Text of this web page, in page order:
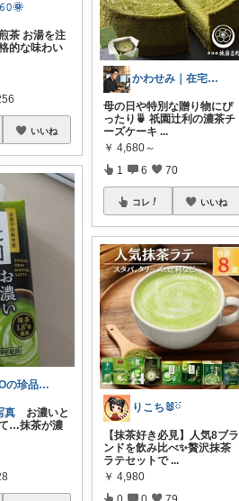
茶 お湯を注
的な味わい
いいね
〜MONOの珍品堂〜
真 お濃いと
…抹茶が濃
かわせみ｜在宅ワーク暮らしグッズ
母の日や特別な贈り物にぴ
ったり🍵 祇園辻利の濃茶チ
ーズケーキ ...
￥ 4,680～
1 6 70
コレ いいね
りこち🐰ྀི
【抹茶好き必見】人気8ブラ
ンドを飲み比べ✨贅沢抹茶
ラテセットで ...
￥ 4,980
0 0 79